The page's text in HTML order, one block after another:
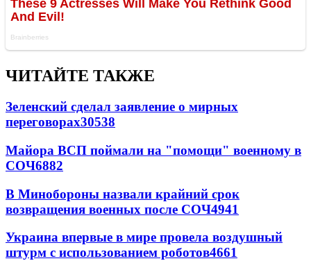
ЧИТАЙТЕ ТАКЖЕ
Зеленский сделал заявление о мирных
переговорах30538
Майора ВСП поймали на "помощи" военному в
СОЧ6882
В Минобороны назвали крайний срок
возвращения военных после СОЧ4941
Украина впервые в мире провела воздушный
штурм с использованием роботов4661